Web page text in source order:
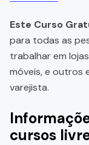
Este Curso
para todas as
trabalhar em
móveis, e outros
varejista.
cursos